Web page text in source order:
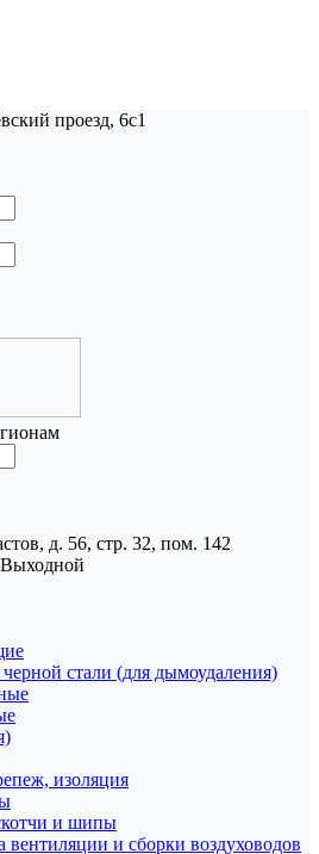
проезд, 6с1
д. 56, стр. 32, пом. 142
стали (для дымоудаления)
изоляция
и шипы
вентиляции и сборки воздуховодов